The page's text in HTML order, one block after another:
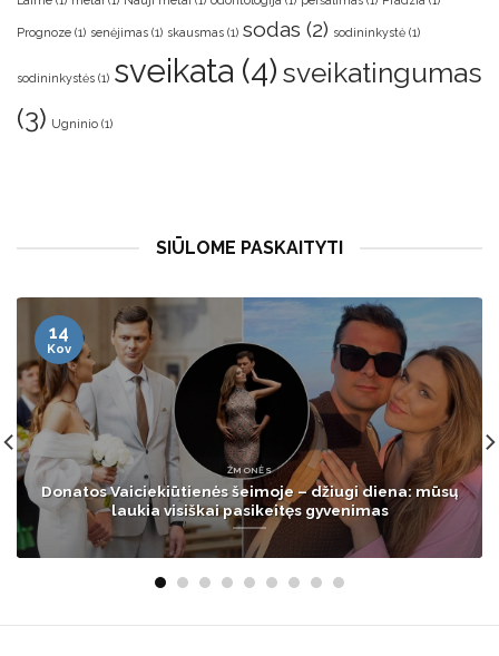
Prognoze (1) senėjimas (1) skausmas (1) sodas (2) sodininkystė (1)
sodininkystės (1) sveikata (4) sveikatingumas
(3) Ugninio (1)
SIŪLOME PASKAITYTI
GYVENIMAS
Vilnietė liko apstulbusi: už tą patį tyrimą klinikoje po
kelių savaičių paprašė beveik 4 kartus daugiau
14
Kov